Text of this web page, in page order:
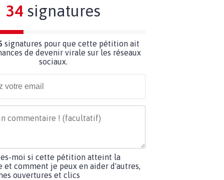
34signatures
signatures pour que cette pétition ait
de devenir virale sur les réseaux
sociaux.
moi si cette pétition atteint la
et comment je peux en aider d'autres,
ouvertures et clics